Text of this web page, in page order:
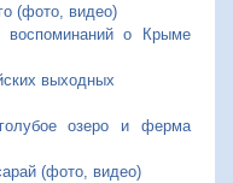
(фото, видео)
воспоминаний о Крыме
выходных
озеро и ферма
(фото, видео)